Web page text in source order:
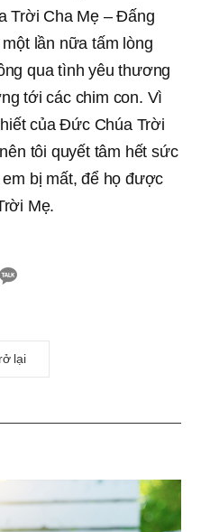
Trời Cha Mẹ – Đấng
lần nữa tấm lòng
qua tình yêu thương
tới các chim con. Vì
của Đức Chúa Trời
tôi quyết tâm hết sức
bị mất, để họ được
Mẹ.
카
공lại